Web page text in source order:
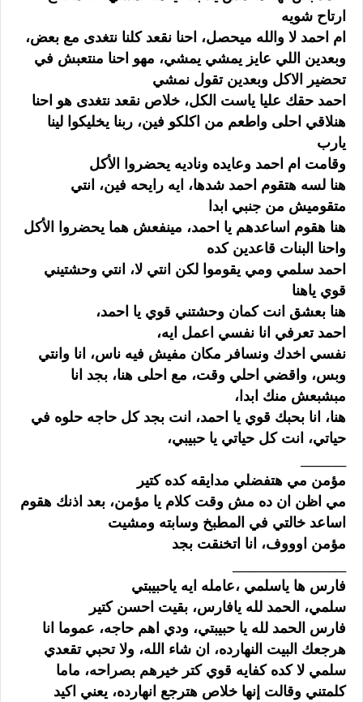
ارتاح شويه
ام احمد لا والله ميحصل، احنا نقعد كلنا نتغدى مع بعض،
وبعدين اللي عايز يمشي يمشي، مهو احنا منتعبش في
تحضير الاكل وبعدين تقول نمشي
احمد حقك عليا ياست الكل، خلاص نقعد نتغدى هو احنا
هنلاقي احلى واطعم من اكلكو فين، ربنا يخليكوا لينا
يارب
وقامت ام احمد وعايده وناديه يحضروا الأكل
هنا لسه هتقوم احمد شدها، ايه رايحه فين، انتي
متقوميش من جنبي ابدا
هنا هقوم اساعدهم يا احمد، مينفعش هما يحضروا الأكل
واحنا البنات قاعدين كده
احمد سلمي ومي يقوموا لكن انتي لا، انتي وحشتيني
قوي ياهنا
هنا بعشق انت كمان وحشتني قوي يا احمد،
احمد تعرفي انا نفسي اعمل ايه،
نفسي اخدك ونسافر مكان مفيش فيه ناس، انا وانتي
وبس، واقضي احلي وقت، مع احلى هنا، بجد انا
مبشبعش منك ابدا،
هنا، انا بحبك قوي يا احمد، انت بجد كل حاجه حلوه في
حياتي، انت كل حياتي يا حبيبي،
مؤمن مي هتفضلي مدايقه كده كتير
مي اظن ان ده مش وقت كلام يا مؤمن، بعد اذنك هقوم
اساعد خالتي في المطبخ وسابته ومشيت
مؤمن اوووف، انا اتخنقت بجد
فارس ها ياسلمي ،عامله ايه ياحبيبتي
سلمي، الحمد لله يافارس، بقيت احسن كتير
فارس الحمد لله يا حبيبتي، ودي اهم حاجه، عموما انا
هرجعك البيت النهارده، ان شاء الله، ولا تحبي تقعدي
سلمي لا كده كفايه قوي كتر خيرهم بصراحه، ماما
كلمتني وقالت إنها خلاص هترجع انهارده، يعني اكيد